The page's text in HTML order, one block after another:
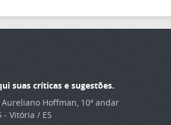
suas críticas e sugestões.
Aureliano Hoffman, 10º andar
- Vitória / ES